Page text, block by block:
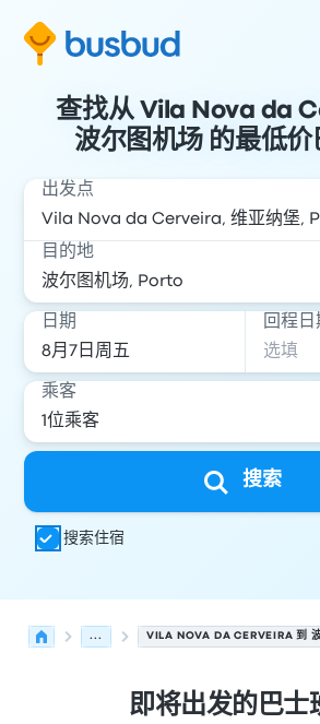
查找从 Vila Nova da
波尔图机场 的最低价
出发点
目的地
日期 回程日
乘客
搜索
搜索住宿
... VILA NOVA DA CERVEIRA 到
即将出发的巴士